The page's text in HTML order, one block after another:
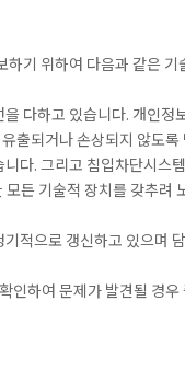
기 위하여 다음과 같은 기
다하고 있습니다. 개인정
출되거나 손상되지 않도록
다. 그리고 침입차단시스
든 기술적 장치를 갖추려
적으로 갱신하고 있으며
인하여 문제가 발견될 경우